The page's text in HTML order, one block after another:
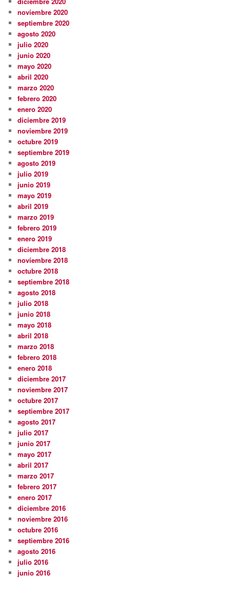
noviembre 2020
septiembre 2020
agosto 2020
julio 2020
junio 2020
mayo 2020
abril 2020
marzo 2020
febrero 2020
enero 2020
diciembre 2019
noviembre 2019
octubre 2019
septiembre 2019
agosto 2019
julio 2019
junio 2019
mayo 2019
abril 2019
marzo 2019
febrero 2019
enero 2019
diciembre 2018
noviembre 2018
octubre 2018
septiembre 2018
agosto 2018
julio 2018
junio 2018
mayo 2018
abril 2018
marzo 2018
febrero 2018
enero 2018
diciembre 2017
noviembre 2017
octubre 2017
septiembre 2017
agosto 2017
julio 2017
junio 2017
mayo 2017
abril 2017
marzo 2017
febrero 2017
enero 2017
diciembre 2016
noviembre 2016
octubre 2016
septiembre 2016
agosto 2016
julio 2016
junio 2016